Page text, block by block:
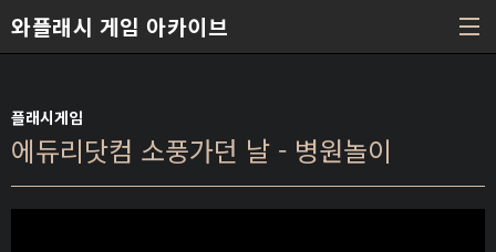
와플래시 게임 아카이브
플래시게임
에듀리닷컴 소풍가던 날 - 병원놀이